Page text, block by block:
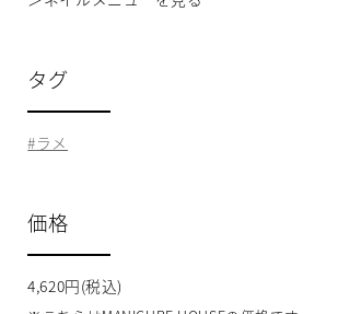
タグ
ラメ
価格
4,620円(税込)